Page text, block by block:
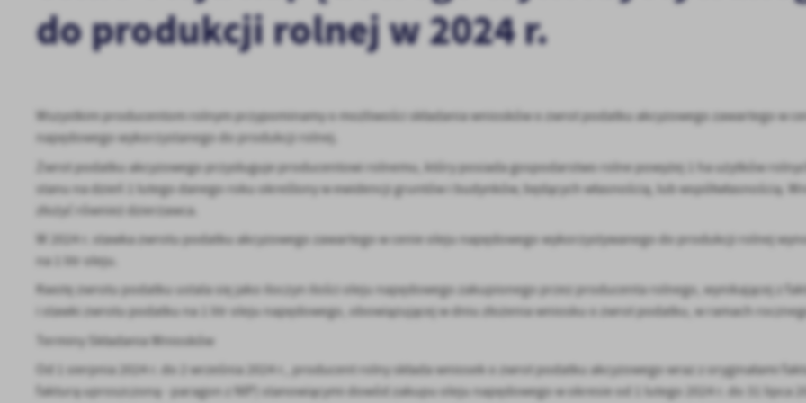
do produkcji rolnej w 2024 r.
Wszystkim producentom rolnym przypominamy o możliwości składania wniosków o zwrot podatku akcyzowego zawartego w
napędowego wykorzystanego do produkcji rolnej.
Zwrot podatku akcyzowego przysługuje producentowi rolnemu, który posiada gospodarstwo rolne powyżej 1 ha użytków
stanu na dzień 1 lutego danego roku określony w ewidencji gruntów i budynków, będących własnością, lub współwłasnością.
złożyć również dzierżawca.
W 2024 r. stawka zwrotu podatku akcyzowego zawartego w cenie oleju napędowego wykorzystywanego do produkcji rolnej
na 1 litr oleju.
Kwotę zwrotu podatku ustala się jako iloczyn ilości oleju napędowego zakupionego przez producenta rolnego, wynikającej z
i stawki zwrotu podatku na 1 litr oleju napędowego, obowiązującej w dniu złożenia wniosku o zwrot podatku, w ramach
Terminy Składania Wniosków
Od 1 sierpnia 2024 r. do 2 września 2024 r., producent rolny składa wniosek o zwrot podatku akcyzowego wraz z oryginałami
fakturą uproszczoną - paragon z NIP) stanowiącymi dowód zakupu oleju napędowego w okresie od 1 lutego 2024 r. do 31 lipca